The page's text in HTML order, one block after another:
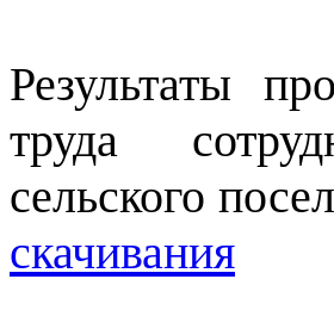
Результаты
труда
сельского
скачивания